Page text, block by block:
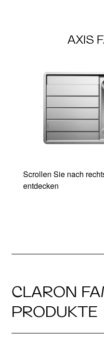
AXIS
Scrollen Sie nach
entdecken
CLARON
PRODUKTE